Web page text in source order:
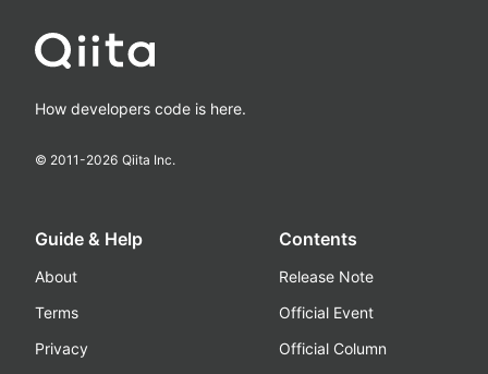
How developers code is here.
© 2011-2026 Qiita Inc.
Guide & Help
About
Terms
Privacy
Contents
Release Note
Official Event
Official Column